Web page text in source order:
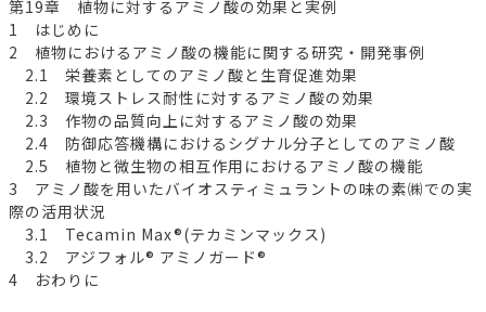
第19章 植物に対するアミノ酸の効果と実例
1 はじめに
2 植物におけるアミノ酸の機能に関する研究・開発事例
2.1 栄養素としてのアミノ酸と生育促進効果
2.2 環境ストレス耐性に対するアミノ酸の効果
2.3 作物の品質向上に対するアミノ酸の効果
2.4 防御応答機構におけるシグナル分子としてのアミノ酸
2.5 植物と微生物の相互作用におけるアミノ酸の機能
3 アミノ酸を用いたバイオスティミュラントの味の素㈱での実
際の活用状況
3.1 Tecamin Max®(テカミンマックス)
3.2 アジフォル® アミノガード®
4 おわりに